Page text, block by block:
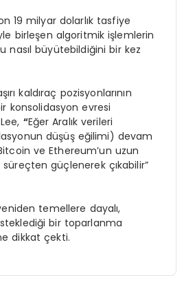
19 milyar dolarlık tasfiye
birleşen algoritmik işlemlerin
büyütebildiğini bir kez
kaldıraç pozisyonlarının
konsolidasyon evresi
“Eğer Aralık verileri
düşüş eğilimi) devam
ve Ethereum’un uzun
süreçten güçlenerek çıkabilir”
temellere dayalı,
bir toparlanma
dikkat çekti.